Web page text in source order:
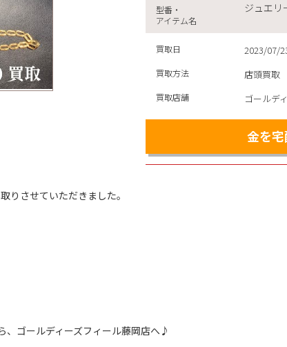
型番・
アイテム名
ジュエリ
買取日 2023/07/
買取方法 店頭買取
買取店舗 ゴールデ
金を
りさせていただきました。
ゴールディーズフィール藤岡店へ♪